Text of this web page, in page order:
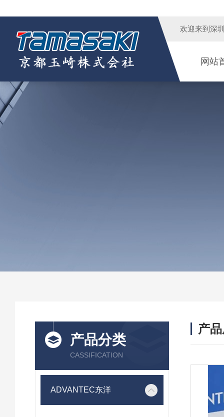
欢迎来到 深
网站
产品分类
CASSIFICATION
ADVANTEC东洋
产